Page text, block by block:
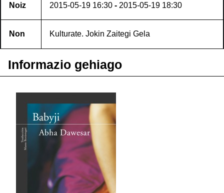
Noiz 2015-05-19 16:30 - 2015-05-19 18:30
Non Kulturate. Jokin Zaitegi Gela
Informazio gehiago